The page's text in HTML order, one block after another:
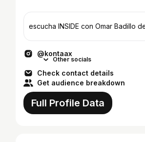
escucha INSIDE con Omar Badillo
@kontaax
Other socials
Check contact details
Get audience breakdown
Full Profile Data